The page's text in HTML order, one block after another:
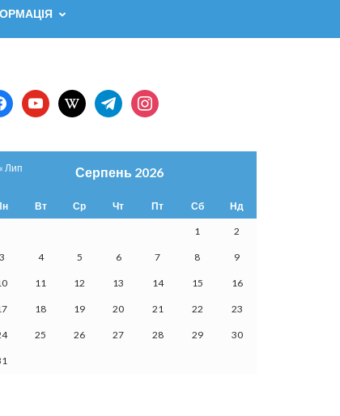
youtubewikipediatelegraminstagram
Серпень 2026
Вт Ср Чт Пт Сб Нд
1 2
3 4 5 6 7 8 9
11 12 13 14 15 16
18 19 20 21 22 23
25 26 27 28 29 30
« Лип